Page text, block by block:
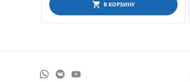
В КОРЗИНУ